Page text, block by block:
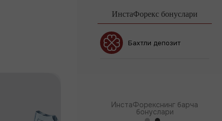
ИнстаФорекс бонуслари
Бахтли депозит
ИнстаФорекснинг барча
бонуслари